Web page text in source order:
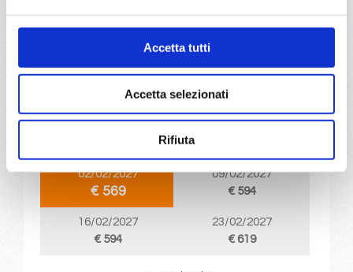
Accetta tutti
Accetta selezionati
Rifiuta
Mediterraneo8 giorni
da Messinacon
Messina, Valletta, Barcellona, Marsiglia, Genova,
Civitavecchia, Messina, Provence(marseilles)
02/02/2027
€ 569
09/02/2027
€ 594
16/02/2027
€ 594
23/02/2027
€ 619